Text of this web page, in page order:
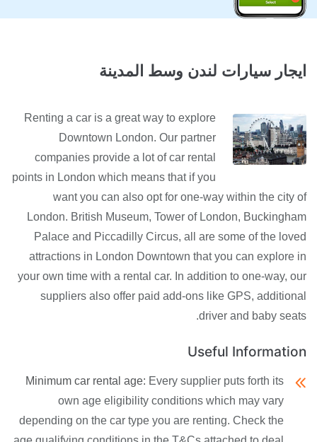
ايجار سيارات لندن وسط المدينة
Renting a car is a great way to explore
Downtown London. Our partner
companies provide a lot of car rental
points in London which means that if you
want you can also opt for one-way within the city of
London. British Museum, Tower of London, Buckingham
Palace and Piccadilly Circus, all are some of the loved
attractions in London Downtown that you can explore in
your own time with a rental car. In addition to one-way, our
suppliers also offer paid add-ons like GPS, additional
driver and baby seats.
Useful Information
Minimum car rental age: Every supplier puts forth its
own age eligibility conditions which may vary
depending on the car type you are renting. Check the